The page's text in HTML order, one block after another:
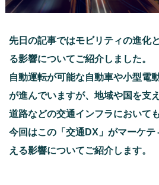
先日の記事ではモビリティの進化
る影響についてご紹介しました。
自動運転が可能な自動車や小型電
が進んでいますが、地域や国を支
道路などの交通インフラにおいて
今回はこの「交通DX」がマーケ
える影響についてご紹介します。